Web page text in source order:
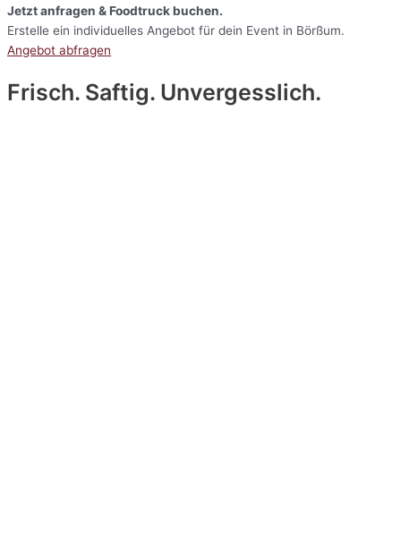
Jetzt anfragen & Foodtruck buchen.
Erstelle ein individuelles Angebot für dein Event in Börßum.
Angebot abfragen
Frisch. Saftig. Unvergesslich.